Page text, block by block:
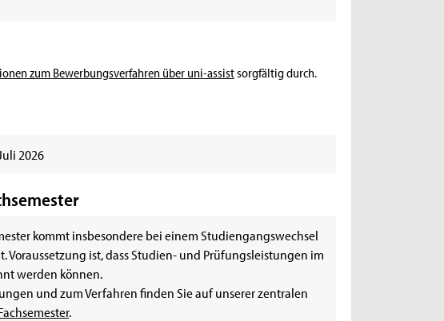
zum Bewerbungsverfahren über uni-assistsorgfältig durch.
2026
kommt insbesondere bei einem Studiengangswechsel
Voraussetzung ist, dass Studien- und Prüfungsleistungen im
werden können.
und zum Verfahren finden Sie auf unserer zentralen
.